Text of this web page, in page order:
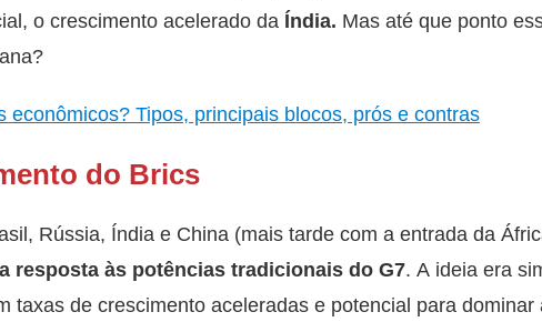
o crescimento acelerado da Índia. Mas até que ponto
econômicos? Tipos, principais blocos, prós e contras
do Brics
Rússia, Índia e China (mais tarde com a entrada da
resposta às potências tradicionais do G7. A ideia era
taxas de crescimento aceleradas e potencial para dominar